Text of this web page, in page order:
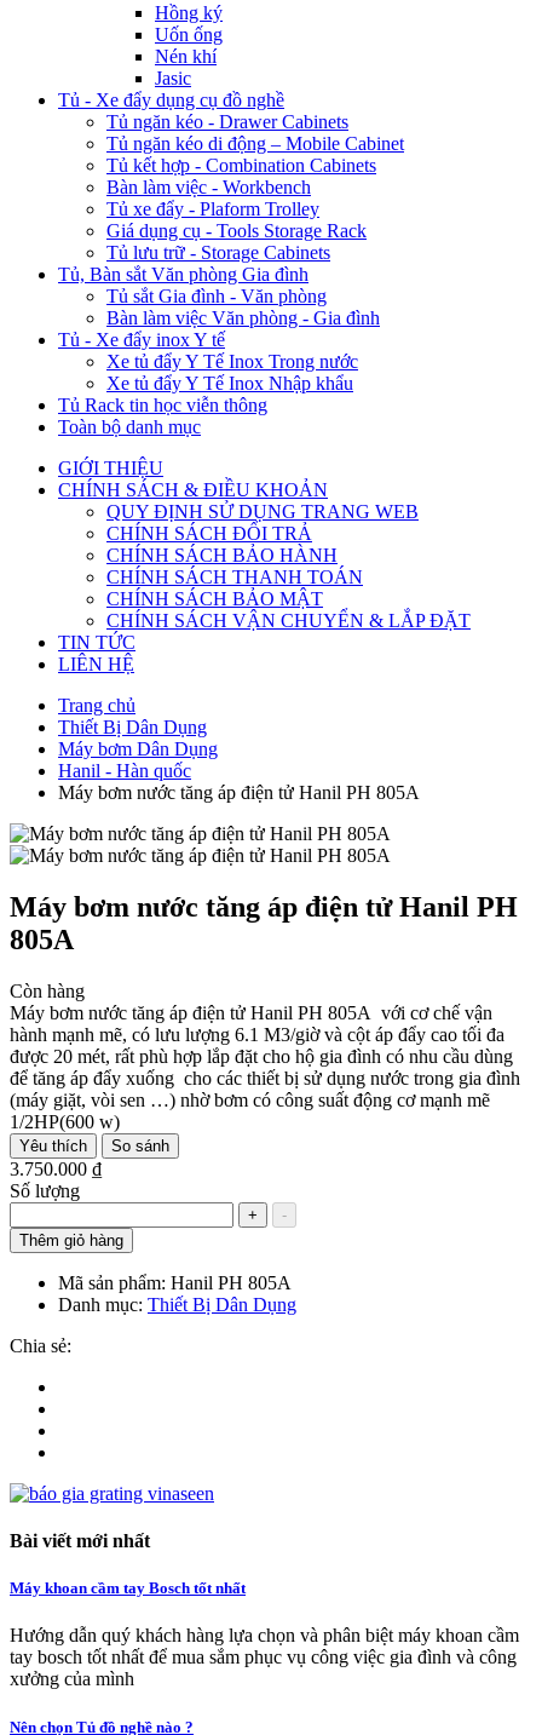
Hồng ký
Uốn ống
Nén khí
Jasic
Tủ - Xe đẩy dụng cụ đồ nghề
Tủ ngăn kéo - Drawer Cabinets
Tủ ngăn kéo di động – Mobile Cabinet
Tủ kết hợp - Combination Cabinets
Bàn làm việc - Workbench
Tủ xe đẩy - Plaform Trolley
Giá dụng cụ - Tools Storage Rack
Tủ lưu trữ - Storage Cabinets
Tủ, Bàn sắt Văn phòng Gia đình
Tủ sắt Gia đình - Văn phòng
Bàn làm việc Văn phòng - Gia đình
Tủ - Xe đẩy inox Y tế
Xe tủ đẩy Y Tế Inox Trong nước
Xe tủ đẩy Y Tế Inox Nhập khẩu
Tủ Rack tin học viễn thông
Toàn bộ danh mục
GIỚI THIỆU
CHÍNH SÁCH & ĐIỀU KHOẢN
QUY ĐỊNH SỬ DỤNG TRANG WEB
CHÍNH SÁCH ĐỔI TRẢ
CHÍNH SÁCH BẢO HÀNH
CHÍNH SÁCH THANH TOÁN
CHÍNH SÁCH BẢO MẬT
CHÍNH SÁCH VẬN CHUYỂN & LẮP ĐẶT
TIN TỨC
LIÊN HỆ
Trang chủ
Thiết Bị Dân Dụng
Máy bơm Dân Dụng
Hanil - Hàn quốc
Máy bơm nước tăng áp điện tử Hanil PH 805A
Máy bơm nước tăng áp điện tử Hanil PH
805A
Còn hàng
Máy bơm nước tăng áp điện tử Hanil PH 805A với cơ chế vận
hành mạnh mẽ, có lưu lượng 6.1 M3/giờ và cột áp đẩy cao tối đa
được 20 mét, rất phù hợp lắp đặt cho hộ gia đình có nhu cầu dùng
để tăng áp đẩy xuống cho các thiết bị sử dụng nước trong gia đình
(máy giặt, vòi sen …) nhờ bơm có công suất động cơ mạnh mẽ
1/2HP(600 w)
Yêu thích So sánh
3.750.000 ₫
Số lượng
+
-
Thêm giỏ hàng
Mã sản phẩm: Hanil PH 805A
Danh mục: Thiết Bị Dân Dụng
Chia sẻ:
Bài viết mới nhất
Máy khoan cầm tay Bosch tốt nhất
Hướng dẫn quý khách hàng lựa chọn và phân biệt máy khoan cầm
tay bosch tốt nhất để mua sắm phục vụ công việc gia đình và công
xưởng của mình
Nên chọn Tủ đồ nghề nào ?